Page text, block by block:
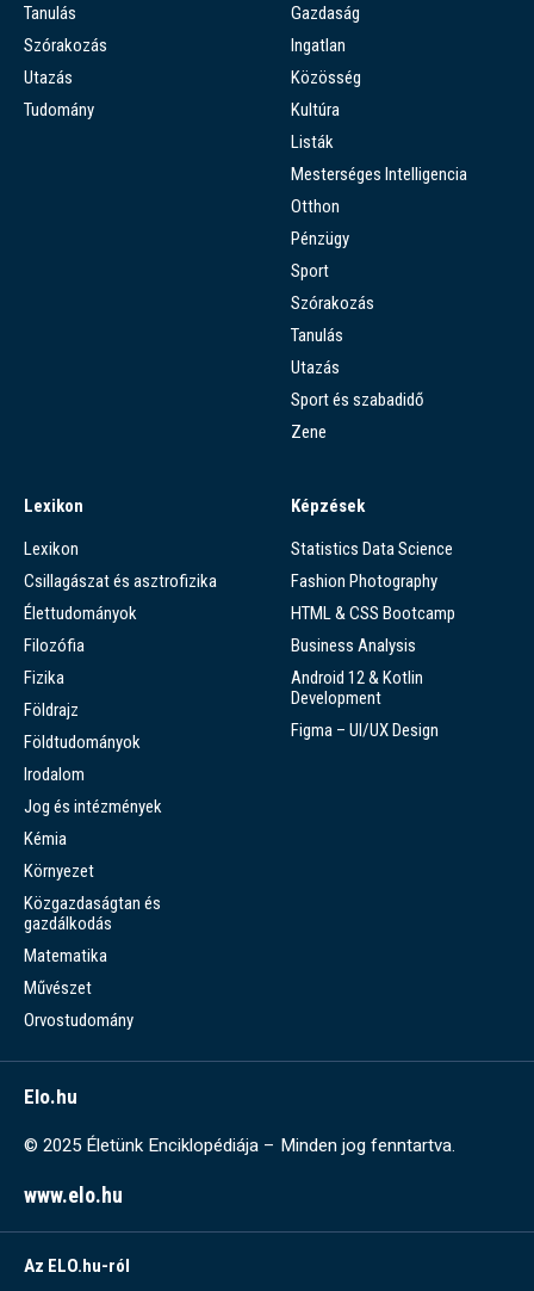
Tanulás
Szórakozás
Utazás
Tudomány
Gazdaság
Ingatlan
Közösség
Kultúra
Listák
Mesterséges Intelligencia
Otthon
Pénzügy
Sport
Szórakozás
Tanulás
Utazás
Sport és szabadidő
Zene
Lexikon
Lexikon
Csillagászat és asztrofizika
Élettudományok
Filozófia
Fizika
Földrajz
Földtudományok
Irodalom
Jog és intézmények
Kémia
Környezet
Közgazdaságtan és
gazdálkodás
Matematika
Művészet
Orvostudomány
Képzések
Statistics Data Science
Fashion Photography
HTML & CSS Bootcamp
Business Analysis
Android 12 & Kotlin
Development
Figma – UI/UX Design
Elo.hu
© 2025 Életünk Enciklopédiája – Minden jog fenntartva.
www.elo.hu
Az ELO.hu-ról